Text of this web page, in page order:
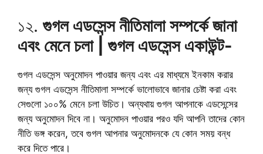
১২.গুগল এডসেন্স নীতিমালা সম্পর্কে জানা
এবং মেনে চলা | গুগল এডসেন্স একাউন্ট-
গুগল এডসেন্স অনুমোদন পাওয়ার জন্য এবং এর মাধ্যমে ইনকাম করার
জন্য গুগল এডসেন্স নীতিমালা সম্পর্কে ভালোভাবে জানার চেষ্টা করা এবং
সেগুলো ১০০% মেনে চলা উচিত। অন্যথায় গুগল আপনাকে এডসেন্সের
জন্য অনুমোদন দিবে না। অনুমোদন পাওয়ার পরও যদি আপনি তাদের কোন
নীতি ভঙ্গ করেন, তবে গুগল আপনার অনুমোদনকে যে কোন সময় বন্ধ
করে দিতে পারে।